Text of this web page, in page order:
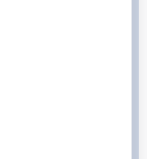
: nos clients,
au cœur de nos
et